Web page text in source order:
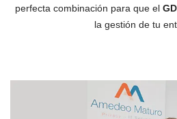
perfecta combinación para que el
la gestión de tu